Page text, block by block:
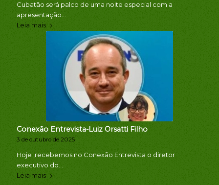
Cubatão será palco de uma noite especial com a
apresentação…
Leia mais
Conexão Entrevista-Luiz Orsatti Filho
3 de outubro de 2025
Hoje ,recebemos no Conexão Entrevista o diretor
executivo do…
Leia mais